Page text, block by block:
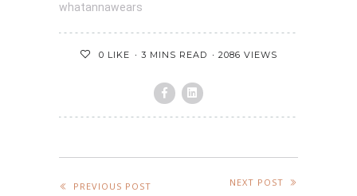
whatannawears
0 LIKE 3 MINS READ 2086 VIEWS
PREVIOUS POST NEXT POST